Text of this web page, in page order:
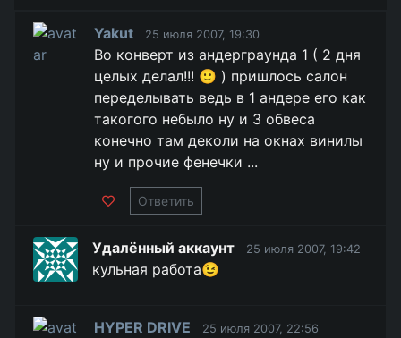
Yakut 25 июля 2007, 19:30
Во конверт из андерграунда 1 ( 2 дня
целых делал!!! 🙂 ) пришлось салон
переделывать ведь в 1 андере его как
такогого небыло ну и 3 обвеса
конечно там деколи на окнах винилы
ну и прочие фенечки ...
Ответить
Удалённый аккаунт 25 июля 2007, 19:42
кульная работа😉
HYPER DRIVE 25 июля 2007, 22:56